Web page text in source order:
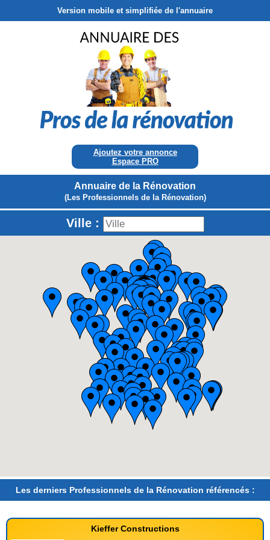
Version mobile et simplifiée de l'annuaire
Ajoutez votre annonce
Espace PRO
Annuaire de la Rénovation
(Les Professionnels de la Rénovation)
Ville :
Les derniers Professionnels de la Rénovation référencés :
Kieffer Constructions